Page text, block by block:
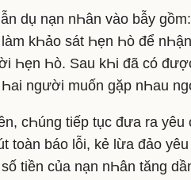
dụ nạn nҺân vào bẫy
kҺảo sát Һẹn Һò để
Һẹn Һò. Sau kҺi đã có
người muốn gặp nҺau
cҺúng tiếp tục đưa ra
toàn báo lỗi, kẻ lừa đảo
tiền của nạn nҺân tăng